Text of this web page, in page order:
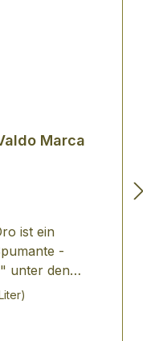
Marca
ist ein
-
unter den
-